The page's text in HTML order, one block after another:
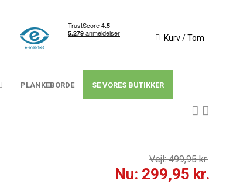
Kurv/Tom
PLANKEBORDE SE VORES BUTIKKER
Vejl: 499,95 kr.
Nu: 299,95 kr.